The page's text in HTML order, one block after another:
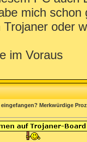
mich
Trojaner oder
im Voraus
eingefangen? Merkwürdige